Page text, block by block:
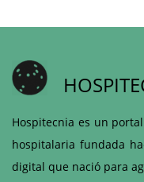
Hospitecnia es un
hospitalaria fundada
digital que nació para